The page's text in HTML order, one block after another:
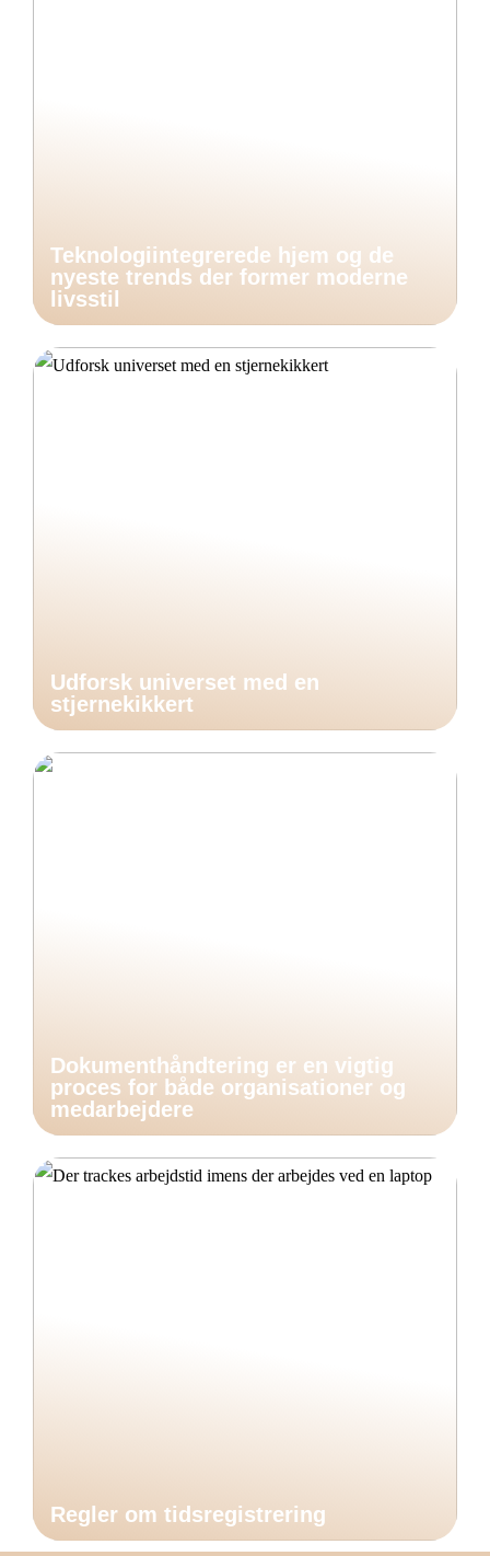
Teknologiintegrerede hjem og de
nyeste trends der former moderne
livsstil
Udforsk universet med en
stjernekikkert
Dokumenthåndtering er en vigtig
proces for både organisationer og
medarbejdere
Regler om tidsregistrering